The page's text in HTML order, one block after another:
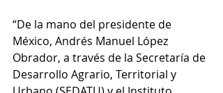
“De la mano del presidente de
México, Andrés Manuel López
Obrador, a través de la Secretaría de
Desarrollo Agrario, Territorial y